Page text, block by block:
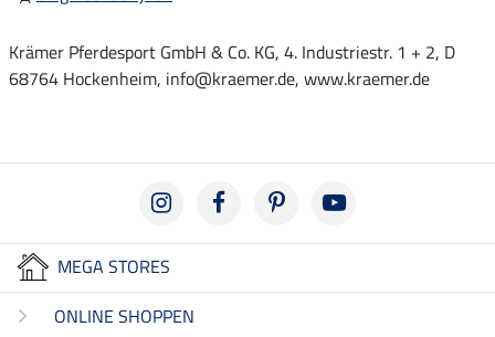
Krämer Pferdesport GmbH & Co. KG, 4. Industriestr. 1 + 2, D
68764 Hockenheim, info@kraemer.de, www.kraemer.de
MEGA STORES
ONLINE SHOPPEN